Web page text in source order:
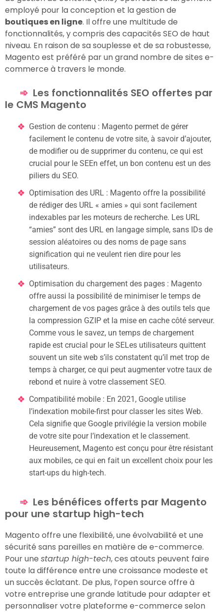
employé pour la conception et la gestion de
boutiques en ligne. Il offre une multitude de
fonctionnalités, y compris des capacités SEO de haut
niveau. En raison de sa souplesse et de sa robustesse,
Magento est préféré par un grand nombre de sites e-
commerce à travers le monde.
Les fonctionnalités SEO offertes par
le CMS Magento
Gestion de contenu : Magento permet de gérer
facilement le contenu de votre site, à savoir d’ajouter,
de modifier ou de supprimer du contenu, ce qui est
crucial pour le SEEn effet, un bon contenu est un des
piliers du SEO.
Optimisation des URL : Magento offre la possibilité
de rédiger des URL « amies » qui sont facilement
indexables par les moteurs de recherche. Les URL
“amies” sont des URL en langage simple, sans IDs de
session aléatoires ou des noms de page sans
signification qui ne veulent rien dire pour les
utilisateurs.
Optimisation du chargement des pages : Magento
offre aussi la possibilité de minimiser le temps de
chargement de vos pages grâce à des outils tels que
la compression GZIP et la mise en cache côté serveur.
Comme vous le savez, un temps de chargement
rapide est crucial pour le SELes utilisateurs quittent
souvent un site web s’ils constatent qu’il met trop de
temps à charger, ce qui peut augmenter votre taux de
rebond et nuire à votre classement SEO.
Compatibilité mobile : En 2021, Google utilise
l’indexation mobile-first pour classer les sites Web.
Cela signifie que Google privilégie la version mobile
de votre site pour l’indexation et le classement.
Heureusement, Magento est conçu pour être résistant
aux mobiles, ce qui en fait un excellent choix pour les
start-ups du high-tech.
Les bénéfices offerts par Magento
pour une startup high-tech
Magento offre une flexibilité, une évolvabilité et une
sécurité sans pareilles en matière de e-commerce.
Pour une startup high-tech, ces atouts peuvent faire
toute la différence entre une croissance modeste et
un succès éclatant. De plus, l’open source offre à
votre entreprise une grande latitude pour adapter et
personnaliser votre plateforme e-commerce selon